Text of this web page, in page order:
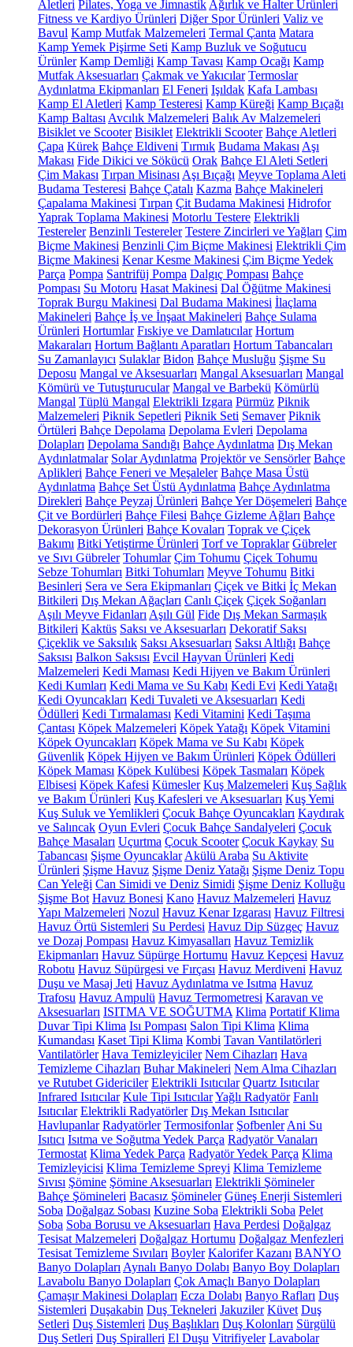
Aletleri Pilates, Yoga ve Jimnastik Ağırlık ve Halter Ürünleri
Fitness ve Kardiyo Ürünleri Diğer Spor Ürünleri Valiz ve
Bavul Kamp Mutfak Malzemeleri Termal Çanta Matara
Kamp Yemek Pişirme Seti Kamp Buzluk ve Soğutucu
Ürünler Kamp Demliği Kamp Tavası Kamp Ocağı Kamp
Mutfak Aksesuarları Çakmak ve Yakıcılar Termoslar
Aydınlatma Ekipmanları El Feneri Işıldak Kafa Lambası
Kamp El Aletleri Kamp Testeresi Kamp Küreği Kamp Bıçağı
Kamp Baltası Avcılık Malzemeleri Balık Av Malzemeleri
Bisiklet ve Scooter Bisiklet Elektrikli Scooter Bahçe Aletleri
Çapa Kürek Bahçe Eldiveni Tırmık Budama Makası Aşı
Makası Fide Dikici ve Sökücü Orak Bahçe El Aleti Setleri
Çim Makası Tırpan Misinası Aşı Bıçağı Meyve Toplama Aleti
Budama Testeresi Bahçe Çatalı Kazma Bahçe Makineleri
Çapalama Makinesi Tırpan Çit Budama Makinesi Hidrofor
Yaprak Toplama Makinesi Motorlu Testere Elektrikli
Testereler Benzinli Testereler Testere Zincirleri ve Yağları Çim
Biçme Makinesi Benzinli Çim Biçme Makinesi Elektrikli Çim
Biçme Makinesi Kenar Kesme Makinesi Çim Biçme Yedek
Parça Pompa Santrifüj Pompa Dalgıç Pompası Bahçe
Pompası Su Motoru Hasat Makinesi Dal Öğütme Makinesi
Toprak Burgu Makinesi Dal Budama Makinesi İlaçlama
Makineleri Bahçe İş ve İnşaat Makineleri Bahçe Sulama
Ürünleri Hortumlar Fıskiye ve Damlatıcılar Hortum
Makaraları Hortum Bağlantı Aparatları Hortum Tabancaları
Su Zamanlayıcı Sulaklar Bidon Bahçe Musluğu Şişme Su
Deposu Mangal ve Aksesuarları Mangal Aksesuarları Mangal
Kömürü ve Tutuşturucular Mangal ve Barbekü Kömürlü
Mangal Tüplü Mangal Elektrikli Izgara Pürmüz Piknik
Malzemeleri Piknik Sepetleri Piknik Seti Semaver Piknik
Örtüleri Bahçe Depolama Depolama Evleri Depolama
Dolapları Depolama Sandığı Bahçe Aydınlatma Dış Mekan
Aydınlatmalar Solar Aydınlatma Projektör ve Sensörler Bahçe
Aplikleri Bahçe Feneri ve Meşaleler Bahçe Masa Üstü
Aydınlatma Bahçe Set Üstü Aydınlatma Bahçe Aydınlatma
Direkleri Bahçe Peyzaj Ürünleri Bahçe Yer Döşemeleri Bahçe
Çit ve Bordürleri Bahçe Filesi Bahçe Gizleme Ağları Bahçe
Dekorasyon Ürünleri Bahçe Kovaları Toprak ve Çiçek
Bakımı Bitki Yetiştirme Ürünleri Torf ve Topraklar Gübreler
ve Sıvı Gübreler Tohumlar Çim Tohumu Çiçek Tohumu
Sebze Tohumları Bitki Tohumları Meyve Tohumu Bitki
Besinleri Sera ve Sera Ekipmanları Çiçek ve Bitki İç Mekan
Bitkileri Dış Mekan Ağaçları Canlı Çiçek Çiçek Soğanları
Aşılı Meyve Fidanları Aşılı Gül Fide Dış Mekan Sarmaşık
Bitkileri Kaktüs Saksı ve Aksesuarları Dekoratif Saksı
Çiçeklik ve Saksılık Saksı Aksesuarları Saksı Altlığı Bahçe
Saksısı Balkon Saksısı Evcil Hayvan Ürünleri Kedi
Malzemeleri Kedi Maması Kedi Hijyen ve Bakım Ürünleri
Kedi Kumları Kedi Mama ve Su Kabı Kedi Evi Kedi Yatağı
Kedi Oyuncakları Kedi Tuvaleti ve Aksesuarları Kedi
Ödülleri Kedi Tırmalaması Kedi Vitamini Kedi Taşıma
Çantası Köpek Malzemeleri Köpek Yatağı Köpek Vitamini
Köpek Oyuncakları Köpek Mama ve Su Kabı Köpek
Güvenlik Köpek Hijyen ve Bakım Ürünleri Köpek Ödülleri
Köpek Maması Köpek Kulübesi Köpek Tasmaları Köpek
Elbisesi Köpek Kafesi Kümesler Kuş Malzemeleri Kuş Sağlık
ve Bakım Ürünleri Kuş Kafesleri ve Aksesuarları Kuş Yemi
Kuş Suluk ve Yemlikleri Çocuk Bahçe Oyuncakları Kaydırak
ve Salıncak Oyun Evleri Çocuk Bahçe Sandalyeleri Çocuk
Bahçe Masaları Uçurtma Çocuk Scooter Çocuk Kaykay Su
Tabancası Şişme Oyuncaklar Akülü Araba Su Aktivite
Ürünleri Şişme Havuz Şişme Deniz Yatağı Şişme Deniz Topu
Can Yeleği Can Simidi ve Deniz Simidi Şişme Deniz Kolluğu
Şişme Bot Havuz Bonesi Kano Havuz Malzemeleri Havuz
Yapı Malzemeleri Nozul Havuz Kenar Izgarası Havuz Filtresi
Havuz Örtü Sistemleri Su Perdesi Havuz Dip Süzgeç Havuz
ve Dozaj Pompası Havuz Kimyasalları Havuz Temizlik
Ekipmanları Havuz Süpürge Hortumu Havuz Kepçesi Havuz
Robotu Havuz Süpürgesi ve Fırçası Havuz Merdiveni Havuz
Duşu ve Masaj Jeti Havuz Aydınlatma ve Isıtma Havuz
Trafosu Havuz Ampulü Havuz Termometresi Karavan ve
Aksesuarları ISITMA VE SOĞUTMA Klima Portatif Klima
Duvar Tipi Klima Isı Pompası Salon Tipi Klima Klima
Kumandası Kaset Tipi Klima Kombi Tavan Vantilatörleri
Vantilatörler Hava Temizleyiciler Nem Cihazları Hava
Temizleme Cihazları Buhar Makineleri Nem Alma Cihazları
ve Rutubet Gidericiler Elektrikli Isıtıcılar Quartz Isıtıcılar
Infrared Isıtıcılar Kule Tipi IsıtıcılarYağlı Radyatör Fanlı
Isıtıcılar Elektrikli Radyatörler Dış Mekan Isıtıcılar
Havlupanlar Radyatörler Termosifonlar Şofbenler Ani Su
Isıtıcı Isıtma ve Soğutma Yedek Parça Radyatör Vanaları
Termostat Klima Yedek Parça Radyatör Yedek Parça Klima
Temizleyicisi Klima Temizleme Spreyi Klima Temizleme
Sıvısı Şömine Şömine Aksesuarları Elektrikli Şömineler
Bahçe Şömineleri Bacasız Şömineler Güneş Enerji Sistemleri
Soba Doğalgaz Sobası Kuzine Soba Elektrikli Soba Pelet
Soba Soba Borusu ve Aksesuarları Hava Perdesi Doğalgaz
Tesisat Malzemeleri Doğalgaz Hortumu Doğalgaz Menfezleri
Tesisat Temizleme Sıvıları Boyler Kalorifer Kazanı BANYO
Banyo Dolapları Aynalı Banyo Dolabı Banyo Boy Dolapları
Lavabolu Banyo Dolapları Çok Amaçlı Banyo Dolapları
Çamaşır Makinesi Dolapları Ecza Dolabı Banyo Rafları Duş
Sistemleri Duşakabin Duş Tekneleri Jakuziler Küvet Duş
Setleri Duş Sistemleri Duş Başlıkları Duş Kolonları Sürgülü
Duş Setleri Duş Spiralleri El Duşu Vitrifiyeler Lavabolar